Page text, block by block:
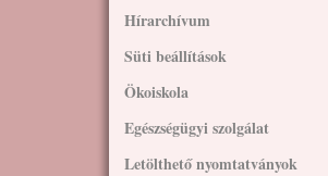
Hírarchívum
Süti beállítások
Ökoiskola
Egészségügyi szolgálat
Letölthető nyomtatványok